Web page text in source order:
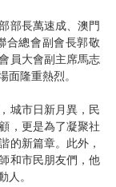
部長萬速成、澳門
合總會副會長郭敬
員大會副主席馬志
隆重熱烈。
城市日新月異，民
，更是為了凝聚社
的新篇章。此外，
和市民朋友們，他
。